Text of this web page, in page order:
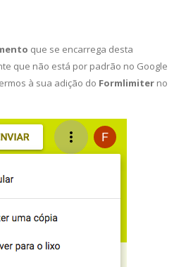
que se encarrega desta
que não está por padrão no Google
à sua adição do Formlimiter no